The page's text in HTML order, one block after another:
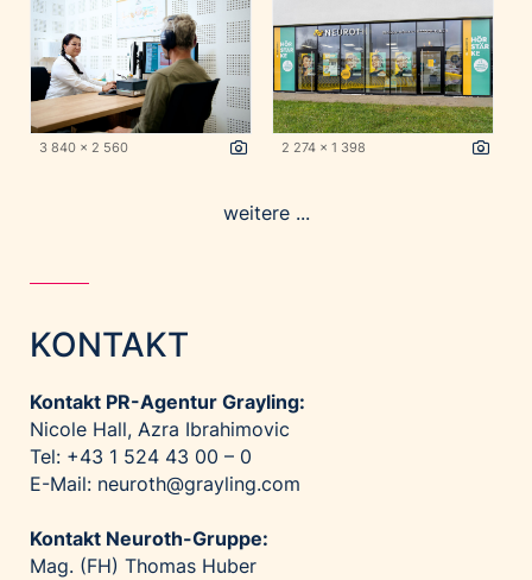
3 840 x 2 560 2 274 x 1 398
weitere ...
KONTAKT
Kontakt PR-Agentur Grayling:
Nicole Hall, Azra Ibrahimovic
Tel: +43 1 524 43 00 – 0
E-Mail: neuroth@grayling.com
Kontakt Neuroth-Gruppe:
Mag. (FH) Thomas Huber